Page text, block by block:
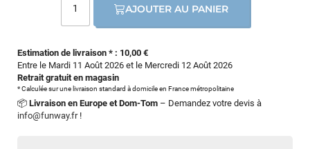
Estimation de livraison * : 10,00 €
Entre le Mardi 11 Août 2026 et le Mercredi 12 Août 2026
Retrait gratuit en magasin
* Calculée sur une livraison standard à domicile en France métropolitaine
📦 Livraison en Europe et Dom-Tom – Demandez votre devis à
info@funway.fr!
AJOUTER AU PANIER